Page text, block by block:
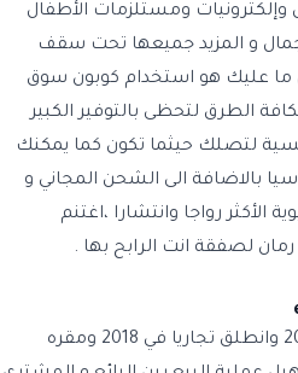
ومستلزمات الأطفال
و المزيد جميعها تحت سقف
ما عليك هو استخدام كوبون سوق
الطرق لتحظى بالتوفير الكبير
لتصلك حيثما تكون كما يمكنك
بالاضافة الى الشحن المجاني و
رواجا وانتشارا ،اغتنم
لصفقة انت الرابح بها .
انطلق متجر سوق رمان عام 2017 وانطلق تجاريا في 2018 ومقره